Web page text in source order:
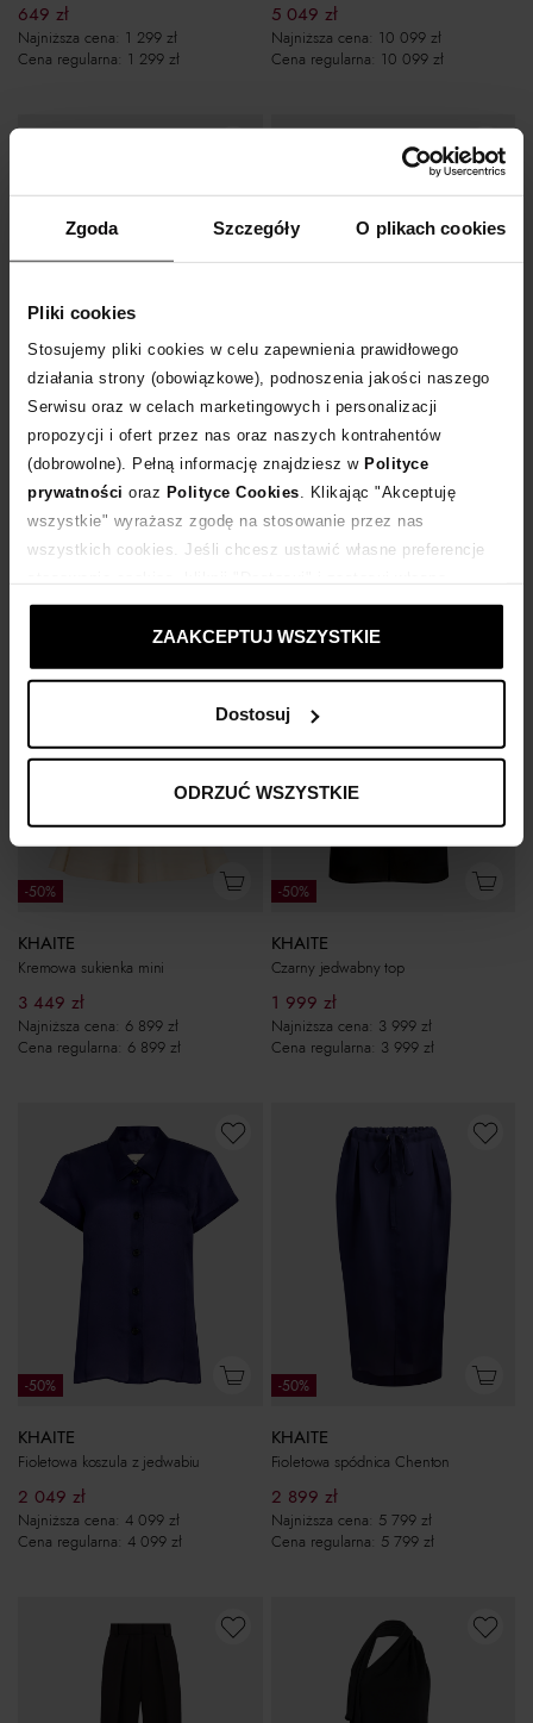
Zgoda Szczegóły O plikach cookies
Pliki cookies
Stosujemy pliki cookies w celu zapewnienia prawidłowego
działania strony (obowiązkowe), podnoszenia jakości naszego
Serwisu oraz w celach marketingowych i personalizacji
propozycji i ofert przez nas oraz naszych kontrahentów
(dobrowolne). Pełną informację znajdziesz w Polityce
prywatności oraz Polityce Cookies . Klikając "Akceptuję
wszystkie" wyrażasz zgodę na stosowanie przez nas
wszystkich cookies. Jeśli chcesz ustawić własne preferencje
ustawienia prywatności.
ZAAKCEPTUJ WSZYSTKIE
Dostosuj
ODRZUĆ WSZYSTKIE
649 zł
Najniższa cena: 1 299 zł
Cena regularna: 1 299 zł
5 049 zł
Najniższa cena: 10 099 zł
Cena regularna: 10 099 zł
-50%
KHAITE
Kremowa sukienka maxi
4 499 zł
Najniższa cena:8 999zł
Cena regularna:8 999zł
KHAITE
Grantowa sukienka maxi
zł
Najniższa cena:7 299zł
Cena regularna:7 299zł
-50%
KHAITE
Kremowa sukienka mini
3 449 zł
Najniższa cena: 6 899 zł
Cena regularna: 6 899 zł
-50%
KHAITE
Czarny jedwabny top
1 999 zł
Najniższa cena: 3 999 zł
Cena regularna: 3 999 zł
-50%
KHAITE
Fioletowa koszula z jedwabiu
2 049 zł
Najniższa cena: 4 099 zł
Cena regularna: 4 099 zł
-50%
KHAITE
Fioletowa spódnica Chenton
2 899 zł
Najniższa cena: 5 799 zł
Cena regularna: 5 799 zł